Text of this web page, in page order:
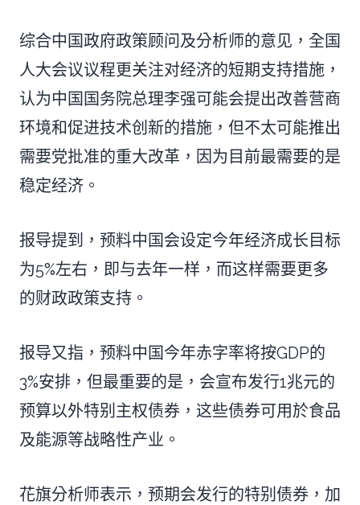
综合中国政府政策顾问及分析师的意见，全国
人大会议议程更关注对经济的短期支持措施，
认为中国国务院总理李强可能会提出改善营商
环境和促进技术创新的措施，但不太可能推出
需要党批准的重大改革，因为目前最需要的是
稳定经济。
报导提到，预料中国会设定今年经济成长目标
为5%左右，即与去年一样，而这样需要更多
的财政政策支持。
报导又指，预料中国今年赤字率将按GDP的
3%安排，但最重要的是，会宣布发行1兆元的
预算以外特别主权债券，这些债券可用於食品
及能源等战略性产业。
花旗分析师表示，预期会发行的特别债券，加